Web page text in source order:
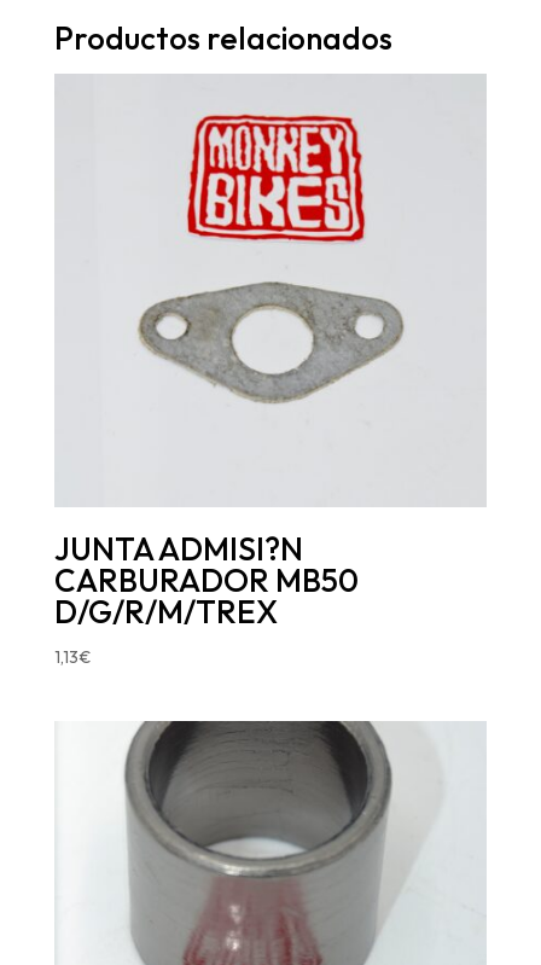
Productos relacionados
JUNTA ADMISI?N
CARBURADOR MB50
D/G/R/M/TREX
1,13€